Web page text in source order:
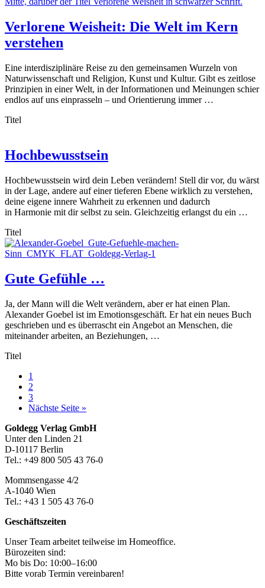
Verlorene Weisheit: Die Welt im Kern
verstehen
Eine interdisziplinäre Reise zu den gemeinsamen Wurzeln von
Naturwissenschaft und Religion, Kunst und Kultur. Gibt es zeitlose
Prinzipien in einer Welt, in der Informationen und Meinungen schier
endlos auf uns einprasseln – und Orientierung immer …
Titel
Hochbewusstsein
Hochbewusstsein wird dein Leben verändern! Stell dir vor, du wärst
in der Lage, andere auf einer tieferen Ebene wirklich zu verstehen,
deine eigene innere Wahrheit zu erkennen und dadurch
in Harmonie mit dir selbst zu sein. Gleichzeitig erlangst du ein …
Titel
Gute Gefühle …
Ja, der Mann will die Welt verändern, aber er hat einen Plan.
Alexander Goebel ist im Emotionsgeschäft. Er hat ein neues Buch
geschrieben und es überrascht ein Angebot an Menschen, die
miteinander arbeiten, an Beziehungen, …
Titel
Seite
1
Seite
2
Seite
3
Nächste Seite aufrufen
»
Footer-
Section
Goldegg Verlag GmbH
Unter den Linden 21
D-10117 Berlin
Tel.: +49 800 505 43 76-0
Mommsengasse 4/2
A-1040 Wien
Tel.: +43 1 505 43 76-0
Geschäftszeiten
Unser Team arbeitet teilweise im Homeoffice.
Bürozeiten sind:
Mo bis Do: 10:00–16:00
Bitte vorab Termin vereinbaren!